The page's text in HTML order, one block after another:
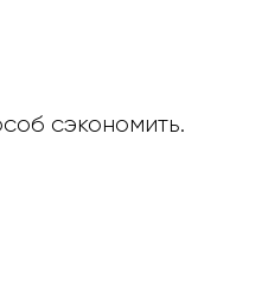
сэкономить.